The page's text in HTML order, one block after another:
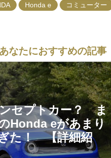
Honda e コミューター
あなたにおすすめの記事
セプトカー？ ま
Honda eがあまり
た！ 【詳細紹